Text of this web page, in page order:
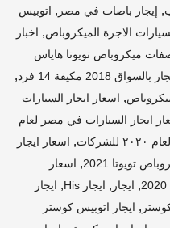
, إيجار باصات في مصر , اتوبيس
الاجرة الميكروباص, اخبار
ميكروباص تويوتا هاياس
2018 مكيفة 14 فرد ,
, اسعار ايجار السيارات
ايجار السيارات في مصر لعام
, اسعار ايجار
تويوتا 2021 , اسعار
, ايجار , ايجار His , ايجار
, ايجار اتوبيس كوستر